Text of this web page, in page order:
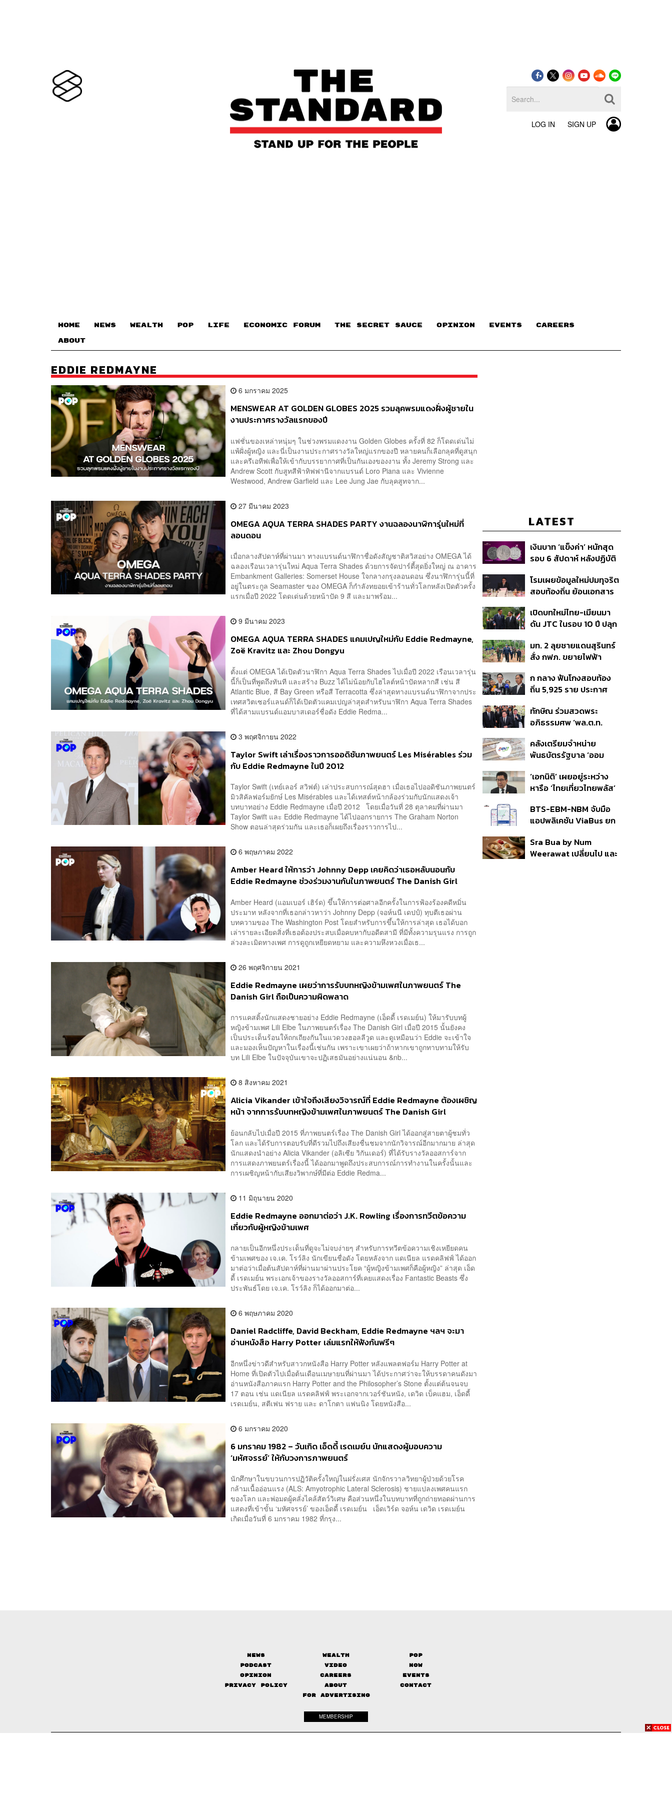
LOG IN SIGN UP
HOME NEWS WEALTH POP LIFE ECONOMIC FORUM THE SECRET SAUCE​ OPINION EVENTS CAREERS
ABOUT
EDDIE REDMAYNE
6 มกราคม 2025
MENSWEAR AT GOLDEN GLOBES 2025 รวมลุคพรมแดงฝั่งผู้ชายใน
งานประกาศรางวัลแรกของปี
แฟชั่นของเหล่าหนุ่มๆ ในช่วงพรมแดงงาน Golden Globes ครั้งที่ 82 ก็โดดเด่นไม่
แพ้ฝั่งผู้หญิง และนี่เป็นงานประกาศรางวัลใหญ่แรกของปี หลายคนก็เลือกลุคที่ดูสนุก
และครีเอทีฟเพื่อให้เข้ากับบรรยากาศที่เป็นกันเองของงาน ทั้ง Jeremy Strong และ
Andrew Scott กับสูทสีฟ้าทิฟฟานีจากแบรนด์ Loro Piana และ Vivienne
Westwood, Andrew Garfield และ Lee Jung Jae กับลุคสูทจาก...
27 มีนาคม 2023
OMEGA AQUA TERRA SHADES PARTY งานฉลองนาฬิการุ่นใหม่ที่
ลอนดอน
เมื่อกลางสัปดาห์ที่ผ่านมา ทางแบรนด์นาฬิกาชื่อดังสัญชาติสวิสอย่าง OMEGA ได้
ฉลองเรือนเวลารุ่นใหม่ Aqua Terra Shades ด้วยการจัดปาร์ตี้สุดยิ่งใหญ่ ณ อาคาร
Embankment Galleries: Somerset House ใจกลางกรุงลอนดอน ซึ่งนาฬิการุ่นนี้ที่
อยู่ในตระกูล Seamaster ของ OMEGA ก็กำลังทยอยเข้าร้านทั่วโลกหลังเปิดตัวครั้ง
แรกเมื่อปี 2022 โดดเด่นด้วยหน้าปัด 9 สี และมาพร้อม...
9 มีนาคม 2023
OMEGA AQUA TERRA SHADES แคมเปญใหม่กับ Eddie Redmayne,
Zoë Kravitz และ Zhou Dongyu
ตั้งแต่ OMEGA ได้เปิดตัวนาฬิกา Aqua Terra Shades ไปเมื่อปี 2022 เรือนเวลารุ่น
นี้ก็เป็นที่พูดถึงทันที และสร้าง Buzz ได้ไม่น้อยกับไฮไลต์หน้าปัดหลากสี เช่น สี
Atlantic Blue, สี Bay Green หรือสี Terracotta ซึ่งล่าสุดทางแบรนด์นาฬิกาจากประ
เทศสวิตเซอร์แลนด์ก็ได้เปิดตัวแคมเปญล่าสุดสำหรับนาฬิกา Aqua Terra Shades
ที่ได้สามแบรนด์แอมบาสเดอร์ชื่อดัง Eddie Redma...
3 พฤศจิกายน 2022
Taylor Swift เล่าเรื่องราวการออดิชันภาพยนตร์ Les Misérables ร่วม
กับ Eddie Redmayne ในปี 2012
Taylor Swift (เทย์เลอร์ สวิฟต์) เล่าประสบการณ์สุดฮา เมื่อเธอไปออดิชันภาพยนตร์
มิวสิคัลฟอร์มยักษ์ Les Misérables และได้เทสต์หน้ากล้องร่วมกับนักแสดงเจ้า
บทบาทอย่าง Eddie Redmayne เมื่อปี 2012 โดยเมื่อวันที่ 28 ตุลาคมที่ผ่านมา
Taylor Swift และ Eddie Redmayne ได้ไปออกรายการ The Graham Norton
Show ตอนล่าสุดร่วมกัน และเธอก็เผยถึงเรื่องราวการไป...
6 พฤษภาคม 2022
Amber Heard ให้การว่า Johnny Depp เคยคิดว่าเธอหลับนอนกับ
Eddie Redmayne ช่วงร่วมงานกันในภาพยนตร์ The Danish Girl
Amber Heard (แอมเบอร์ เฮิร์ด) ขึ้นให้การต่อศาลอีกครั้งในการฟ้องร้องคดีหมิ่น
ประมาท หลังจากที่เธอกล่าวหาว่า Johnny Depp (จอห์นนี เดปป์) ทุบตีเธอผ่าน
บทความของ The Washington Post โดยสำหรับการขึ้นให้การล่าสุด เธอได้บอก
เล่ารายละเอียดสิ่งที่เธอต้องประสบเมื่อคบหากับอดีตสามี ที่มีทั้งความรุนแรง การถูก
ล่วงละเมิดทางเพศ การดูถูกเหยียดหยาม และความหึงหวงเมื่อเธ...
26 พฤศจิกายน 2021
Eddie Redmayne เผยว่าการรับบทหญิงข้ามเพศในภาพยนตร์ The
Danish Girl ถือเป็นความผิดพลาด
การแคสติ้งนักแสดงชายอย่าง Eddie Redmayne (เอ็ดดี้ เรดเมย์น) ให้มารับบทผู้
หญิงข้ามเพศ Lili Elbe ในภาพยนตร์เรื่อง The Danish Girl เมื่อปี 2015 นั้นยังคง
เป็นประเด็นร้อนให้ถกเถียงกันในแวดวงฮอลลีวูด และดูเหมือนว่า Eddie จะเข้าใจ
และมองเห็นปัญหาในเรื่องนี้เช่นกัน เพราะเขาเผยว่าถ้าหากเขาถูกทาบทามให้รับ
บท Lili Elbe ในปัจจุบันเขาจะปฏิเสธมันอย่างแน่นอน &nb...
8 สิงหาคม 2021
Alicia Vikander เข้าใจถึงเสียงวิจารณ์ที่ Eddie Redmayne ต้องเผชิญ
หน้า จากการรับบทหญิงข้ามเพศในภาพยนตร์ The Danish Girl
ย้อนกลับไปเมื่อปี 2015 ที่ภาพยนตร์เรื่อง The Danish Girl ได้ออกสู่สายตาผู้ชมทั่ว
โลก และได้รับการตอบรับที่ดีรวมไปถึงเสียงชื่นชมจากนักวิจารณ์อีกมากมาย ล่าสุด
นักแสดงนำอย่าง Alicia Vikander (อลิเซีย วิกันเดอร์) ที่ได้รับรางวัลออสการ์จาก
การแสดงภาพยนตร์เรื่องนี้ ได้ออกมาพูดถึงประสบการณ์การทำงานในครั้งนั้นและ
การเผชิญหน้ากับเสียงวิพากษ์ที่มีต่อ Eddie Redma...
11 มิถุนายน 2020
Eddie Redmayne ออกมาต่อว่า J.K. Rowling เรื่องการทวีตข้อความ
เกี่ยวกับผู้หญิงข้ามเพศ
กลายเป็นอีกหนึ่งประเด็นที่ดูจะไม่จบง่ายๆ สำหรับการทวีตข้อความเชิงเหยียดคน
ข้ามเพศของ เจ.เค. โรว์ลิง นักเขียนชื่อดัง โดยหลังจาก แดเนียล แรดคลิฟฟ์ ได้ออก
มาต่อว่าเมื่อต้นสัปดาห์ที่ผ่านมาผ่านประโยค “ผู้หญิงข้ามเพศก็คือผู้หญิง” ล่าสุด เอ็ด
ดี้ เรดเมย์น พระเอกเจ้าของรางวัลออสการ์ที่เคยแสดงเรื่อง Fantastic Beasts ซึ่ง
ประพันธ์โดย เจ.เค. โรว์ลิง ก็ได้ออกมาต่อ...
6 พฤษภาคม 2020
Daniel Radcliffe, David Beckham, Eddie Redmayne ฯลฯ จะมา
อ่านหนังสือ Harry Potter เล่มแรกให้ฟังกันฟรีๆ
อีกหนึ่งข่าวดีสำหรับสาวกหนังสือ Harry Potter หลังแพลตฟอร์ม Harry Potter at
Home ที่เปิดตัวไปเมื่อต้นเดือนเมษายนที่ผ่านมา ได้ประกาศว่าจะให้บรรดาคนดังมา
อ่านหนังสือภาคแรก Harry Potter and the Philosopher’s Stone ตั้งแต่ต้นจนจบ
17 ตอน เช่น แดเนียล แรดคลิฟฟ์ พระเอกจากเวอร์ชันหนัง, เดวิด เบ็คแฮม, เอ็ดดี้
เรดเมย์น, สตีเฟน ฟราย และ ดาโกตา แฟนนิง โดยหนังสือ...
6 มกราคม 2020
6 มกราคม 1982 – วันเกิด เอ็ดดี้ เรดเมย์น นักแสดงผู้มอบความ
‘มหัศจรรย์’ ให้กับวงการภาพยนตร์
นักศึกษาในขบวนการปฏิวัติครั้งใหญ่ในฝรั่งเศส นักจักรวาลวิทยาผู้ป่วยด้วยโรค
กล้ามเนื้ออ่อนแรง (ALS: Amyotrophic Lateral Sclerosis) ชายแปลงเพศคนแรก
ของโลก และพ่อมดผู้คลั่งไคล้สัตว์วิเศษ คือส่วนหนึ่งในบทบาทที่ถูกถ่ายทอดผ่านการ
แสดงที่เข้าขั้น ‘มหัศจรรย์’ ของเอ็ดดี้ เรดเมย์น เอ็ดเวิร์ด จอห์น เดวิด เรดเมย์น
เกิดเมื่อวันที่ 6 มกราคม 1982 ที่กรุง...
LATEST
เงินบาท ‘แข็งค่า’ หนักสุด
รอบ 6 สัปดาห์ หลังปฏิบัติ
สหรัฐฯ-ญี่ปุ่น Standard
Chartered เปิดเป้าสิ้นปีนี้
ต่อดอลลาร์
โรมเผยข้อมูลใหม่ปมทุจริต
สอบท้องถิ่น ย้อนเอกสาร
อนุทิน จ่อสอบต่อเอี่ยว
ตัดตอน ม.บูรพา หรือไม่
เปิดบทใหม่ไทย-เมียนมา
ดัน JTC ในรอบ 10 ปี ปลุก
ชายแดน ท่าเรือน้ำลึก
ทวาย
มท. 2 ลุยชายแดนสุรินทร์
สั่ง กฟภ. ขยายไฟฟ้า
350’ เสริมความมั่นคง
ชายแดน
ก กลาง ฟันโกงสอบท้อง
ถิ่น 5,925 ราย ประกาศ
ราย รอ ป.ป.ช. ขีดเส้นแล้ว
เสร็จ 31 ส.ค.
ทักษิณ ร่วมสวดพระ
อภิธรรมศพ ‘พล.ต.ท.
สิน’ สิริอายุ 103 ปี แกนนำ
เพื่อไทย-บุคคลหลาก
คลังเตรียมจำหน่าย
พันธบัตรรัฐบาล ‘ออม
ก.ย.นี้ อาจเพิ่มสัดส่วนการ
ขายแบบ Small Lot First
‘เอกนิติ’ เผยอยู่ระหว่าง
หารือ ‘ไทยเที่ยวไทยพลัส’
แสนล้าน มั่นใจงบต่อ ‘ไทย
ช่วยไทย พลัส’ เฟส 2 มี
BTS-EBM-NBM จับมือ
แอปพลิเคชัน ViaBus ยก
รถไฟฟ้า 3 สายแบบเรียล
ไทม์
Sra Bua by Num
Weerawat เปลี่ยนไป และ
News Wealth
Pop
Podcast
Video
Now
Opinion
Careers
Events
Privacy Policy
About
Contact
FOR ADVERTISING
MEMBERSHIP